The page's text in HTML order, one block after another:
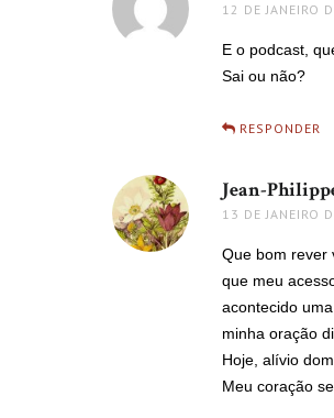
12 DE JANEIRO
E o podcast,
Sai ou não?
RESPONDER
Jean-
13 DE JANEIRO
Que bom rever
que meu
acontecido
minha oração
Hoje, alívio
Meu coração